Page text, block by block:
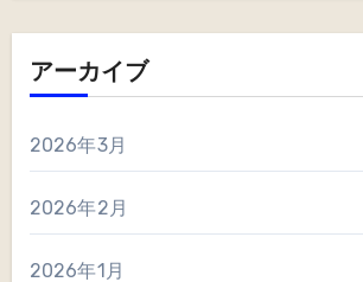
アーカイブ
2026年3月
2026年2月
2026年1月